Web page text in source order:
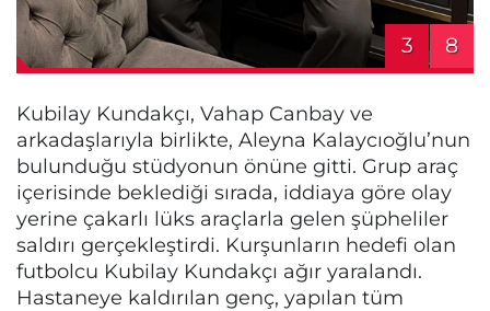
3 8
Kubilay Kundakçı, Vahap Canbay ve
arkadaşlarıyla birlikte, Aleyna Kalaycıoğlu’nun
bulunduğu stüdyonun önüne gitti. Grup araç
içerisinde beklediği sırada, iddiaya göre olay
yerine çakarlı lüks araçlarla gelen şüpheliler
saldırı gerçekleştirdi. Kurşunların hedefi olan
futbolcu Kubilay Kundakçı ağır yaralandı.
Hastaneye kaldırılan genç, yapılan tüm